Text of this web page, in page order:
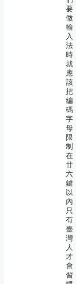
要
做
輸
入
法
時
就
應
該
把
編
碼
字
母
限
制
在
廿
六
鍵
以
內
只
有
臺
灣
人
才
會
習